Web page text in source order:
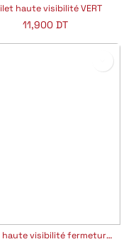
haute visibilité VERT
11,900DT
Gilet haute visibilité fermeture éclair & porte-badge